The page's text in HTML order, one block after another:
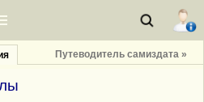
Путеводитель самиздата »